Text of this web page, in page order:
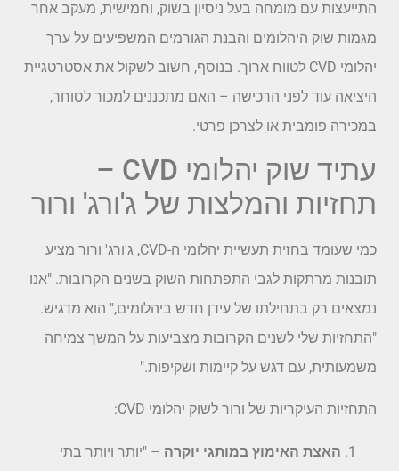
התייעצות עם מומחה בעל ניסיון בשוק, וחמישית, מעקב אחר
מגמות שוק היהלומים והבנת הגורמים המשפיעים על ערך
יהלומי CVD לטווח ארוך. בנוסף, חשוב לשקול את אסטרטגיית
היציאה עוד לפני הרכישה – האם מתכננים למכור לסוחר,
במכירה פומבית או לצרכן פרטי.
עתיד שוק יהלומי CVD –
תחזיות והמלצות של ג'ורג' ורור
כמי שעומד בחזית תעשיית יהלומי ה-CVD, ג'ורג' ורור מציע
תובנות מרתקות לגבי התפתחות השוק בשנים הקרובות. "אנו
נמצאים רק בתחילתו של עידן חדש ביהלומים," הוא מדגיש.
"התחזיות שלי לשנים הקרובות מצביעות על המשך צמיחה
משמעותית, עם דגש על קיימות ושקיפות."
התחזיות העיקריות של ורור לשוק יהלומי CVD:
האצת האימוץ במותגי יוקרה – "יותר ויותר בתי